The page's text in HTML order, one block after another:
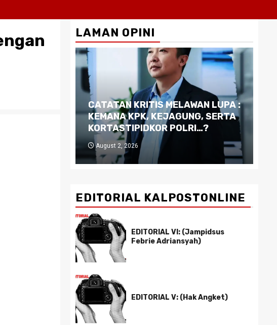
LAMAN OPINI
CATATAN KRITIS MELAWAN LUPA :
KEMANA KPK, KEJAGUNG, SERTA
KORTASTIPIDKOR POLRI…?
August 2, 2026
EDITORIAL KALPOSTONLINE
EDITORIAL VI: (Jampidsus
Febrie Adriansyah)
EDITORIAL V: (Hak Angket)